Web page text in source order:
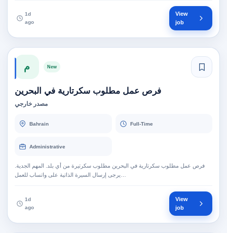
1d
ago
View
job
م New
فرص عمل مطلوب سكرتارية في البحرين
مصدر خارجي
Bahrain Full-Time
Administrative
فرص عمل مطلوب سكرتارية في البحرين مطلوب سكرتيرة من أي بلد. المهم الجدية.
1d
ago
View
job